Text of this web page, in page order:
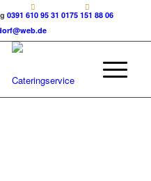
0391 610 95 31 0175 151 88 06